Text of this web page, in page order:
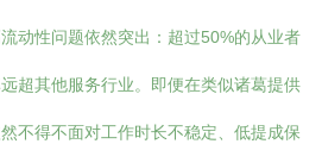
动性问题依然突出：超过50%的从业者
超其他服务行业。即便在类似诸葛提供
不得不面对工作时长不稳定、低提成保